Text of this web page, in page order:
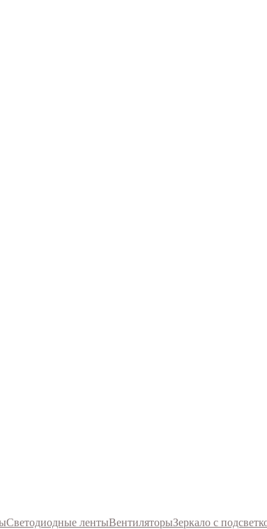
Светодиодные лентыВентиляторыЗеркало с